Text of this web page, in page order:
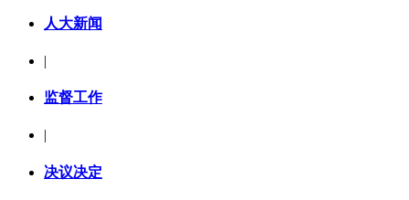
人大新闻
|
监督工作
决议决定